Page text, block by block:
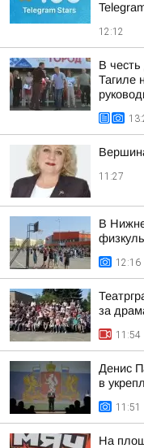
12:12
В
Тагиле
11:27
В
12:16
за
11:54
Денис
в
11:51
На